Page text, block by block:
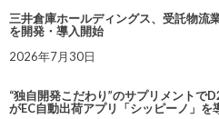
三井倉庫ホールディングス、受託物流
を開発・導入開始
2026年7月30日
“独自開発こだわり”のサプリメントで
がEC自動出荷アプリ「シッピーノ」を